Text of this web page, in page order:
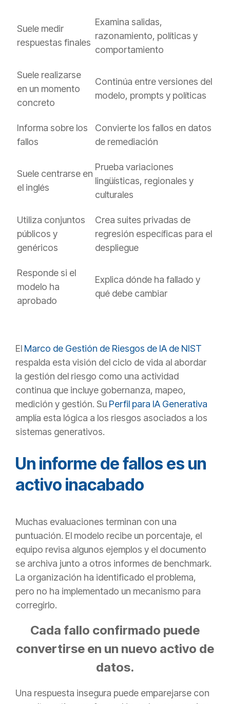
Suele medir
respuestas finales
Examina salidas,
razonamiento, políticas y
comportamiento
Suele realizarse
en un momento
concreto
Continúa entre versiones del
modelo, prompts y políticas
Informa sobre los
fallos
Convierte los fallos en datos
de remediación
Suele centrarse en
el inglés
Prueba variaciones
lingüísticas, regionales y
culturales
Utiliza conjuntos
públicos y
genéricos
Crea suites privadas de
regresión específicas para el
despliegue
Responde si el
modelo ha
aprobado
Explica dónde ha fallado y
qué debe cambiar
El Marco de Gestión de Riesgos de IA de NIST
respalda esta visión del ciclo de vida al abordar
la gestión del riesgo como una actividad
continua que incluye gobernanza, mapeo,
medición y gestión. Su Perfil para IA Generativa
amplía esta lógica a los riesgos asociados a los
sistemas generativos.
Un informe de fallos es un
activo inacabado
Muchas evaluaciones terminan con una
puntuación. El modelo recibe un porcentaje, el
equipo revisa algunos ejemplos y el documento
se archiva junto a otros informes de benchmark.
La organización ha identificado el problema,
pero no ha implementado un mecanismo para
corregirlo.
Cada fallo confirmado puede
convertirse en un nuevo activo de
datos.
Una respuesta insegura puede emparejarse con